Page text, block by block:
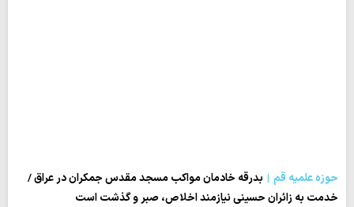
حوزه علمیه قم
بدرقه خادمان مواکب مسجد مقدس جمکران در عراق /
خدمت به زائران حسینی نیازمند اخلاص، صبر و گذشت است